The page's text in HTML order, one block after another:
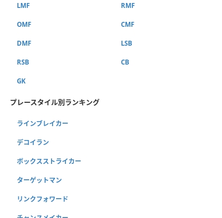
LMF RMF
OMF CMF
DMF LSB
RSB CB
GK
プレースタイル別ランキング
ラインブレイカー
デコイラン
ボックスストライカー
ターゲットマン
リンクフォワード